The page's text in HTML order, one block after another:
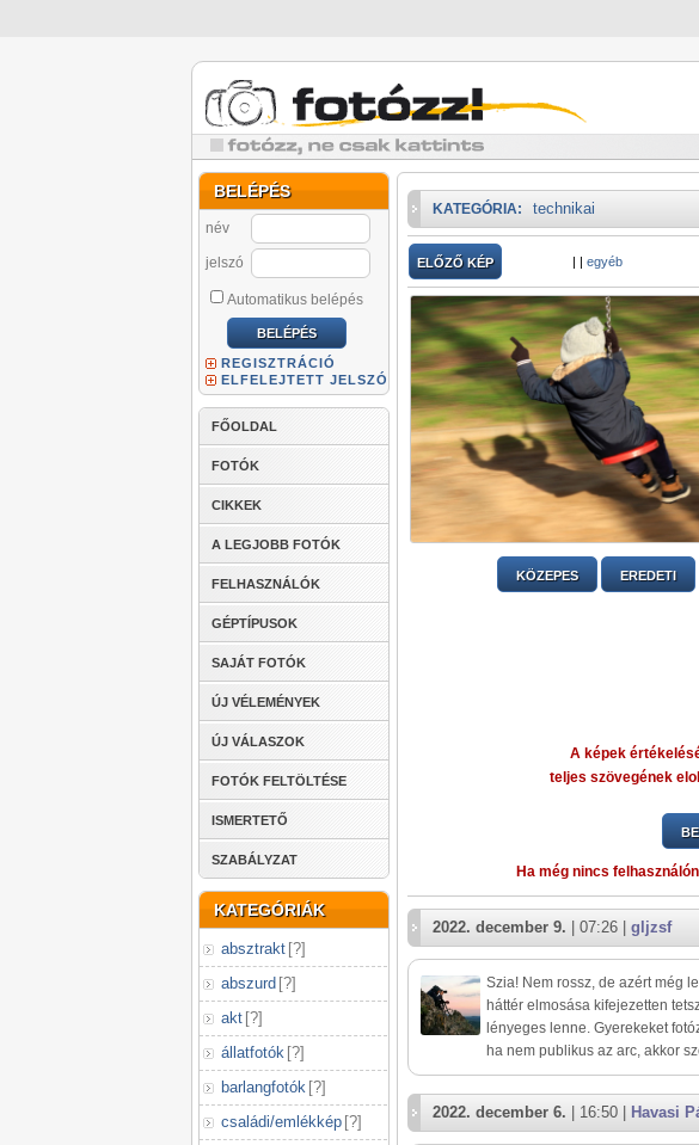
BELÉPÉS
név
jelszó
Automatikus belépés
REGISZTRÁCIÓ
ELFELEJTETT JELSZÓ
FŐOLDAL
FOTÓK
CIKKEK
A LEGJOBB FOTÓK
FELHASZNÁLÓK
GÉPTÍPUSOK
SAJÁT FOTÓK
ÚJ VÉLEMÉNYEK
ÚJ VÁLASZOK
FOTÓK FELTÖLTÉSE
ISMERTETŐ
SZABÁLYZAT
KATEGÓRIÁK
absztrakt [?]
abszurd [?]
akt [?]
állatfotók [?]
barlangfotók [?]
családi/emlékkép [?]
KATEGÓRIA: technikai
ELŐZŐ KÉP | | egyéb
KÖZEPES EREDETI
A képek
teljes szövegének
Ha még nincs
2022. december 9. | 07:26 | gljzsf
Szia! Nem rossz, de azért még
háttér elmosása kifejezetten
lényeges lenne. Gyerekeket
ha nem publikus az arc, akkor
2022. december 6. | 16:50 | Havasi